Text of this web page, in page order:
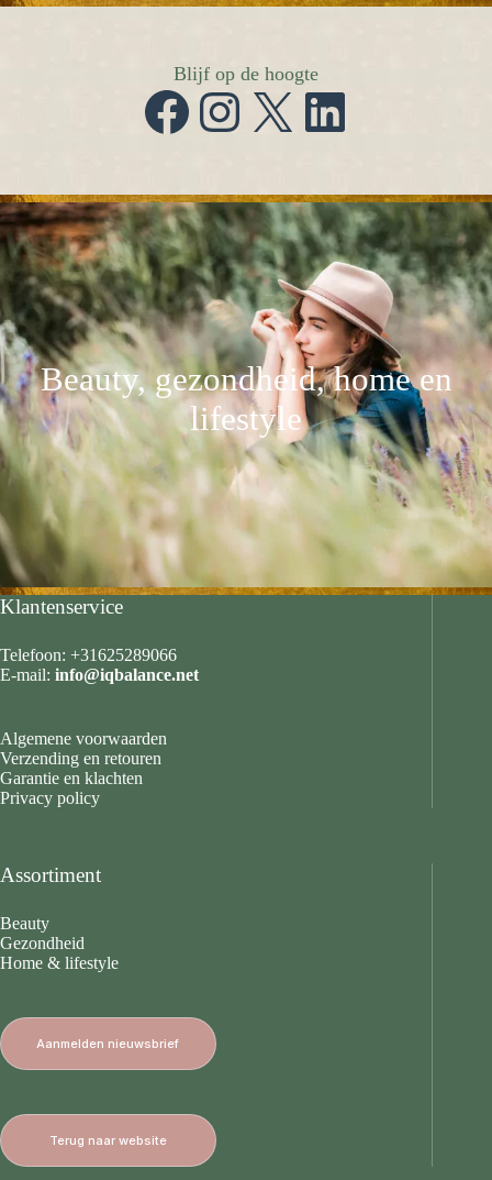
Blijf op de hoogte
Facebook
Instagram
X LinkedIn
Beauty, gezondheid, home en
lifestyle
Klantenservice
Telefoon: +31625289066
E-mail: info@iqbalance.net
Algemene voorwaarden
Verzending en retouren
Garantie en klachten
Privacy policy
Assortiment
Beauty
Gezondheid
Home & lifestyle
Aanmelden nieuwsbrief
Terug naar website